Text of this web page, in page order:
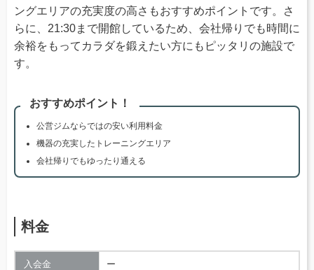
ングエリアの充実度の高さもおすすめポイントです。さ
らに、21:30まで開館しているため、会社帰りでも時間に
余裕をもってカラダを鍛えたい方にもピッタリの施設で
す。
おすすめポイント！
公営ジムならではの安い利用料金
機器の充実したトレーニングエリア
会社帰りでもゆったり通える
料金
入会金 ー